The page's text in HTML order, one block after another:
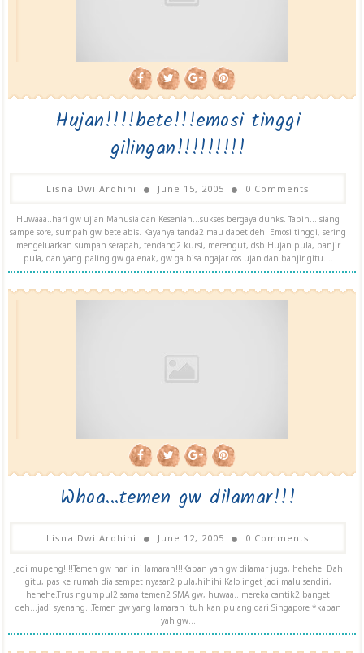
Hujan!!!!bete!!!emosi tinggi
gilingan!!!!!!!!!
Lisna Dwi Ardhini June 15, 2005 0 Comments
Huwaaa..hari gw ujian Manusia dan Kesenian...sukses bergaya dunks. Tapih....siang
sampe sore, sumpah gw bete abis. Kayanya tanda2 mau dapet deh. Emosi tinggi, sering
mengeluarkan sumpah serapah, tendang2 kursi, merengut, dsb.Hujan pula, banjir
pula, dan yang paling gw ga enak, gw ga bisa ngajar cos ujan dan banjir gitu....
Whoa...temen gw dilamar!!!
Lisna Dwi Ardhini June 12, 2005 0 Comments
Jadi mupeng!!!!Temen gw hari ini lamaran!!!Kapan yah gw dilamar juga, hehehe. Dah
gitu, pas ke rumah dia sempet nyasar2 pula,hihihi.Kalo inget jadi malu sendiri,
hehehe.Trus ngumpul2 sama temen2 SMA gw, huwaa...mereka cantik2 banget
deh...jadi syenang...Temen gw yang lamaran ituh kan pulang dari Singapore *kapan
yah gw...